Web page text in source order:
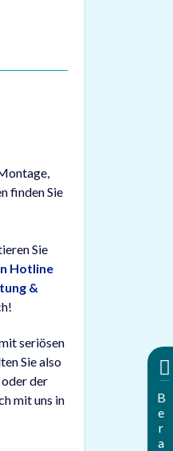
finden Sie
Sie
Hotline
&
seriösen
Sie also
der
mit uns in